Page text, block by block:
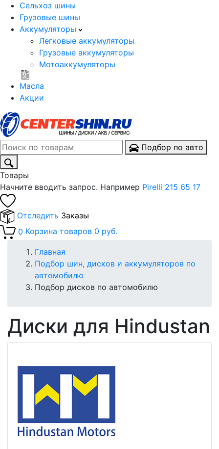
Сельхоз шины
Грузовые шины
Аккумуляторы
Легковые аккумуляторы
Грузовые аккумуляторы
Мотоаккумуляторы
Масла
Акции
Подбор по авто
Товары
Начните вводить запрос. Например Pirelli 215 65 17
Отследить Заказы
0 Корзина товаров 0 руб.
Главная
Подбор шин, дисков и аккумуляторов по
автомобилю
Подбор дисков по автомобилю
Диски для Hindustan